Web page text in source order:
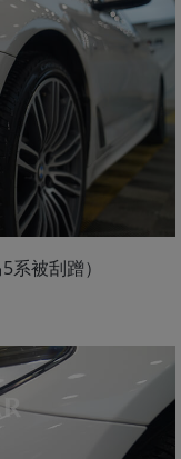
系被刮蹭）